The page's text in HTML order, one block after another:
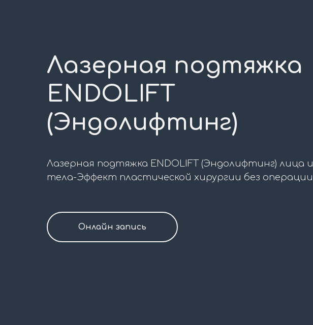
Лазерная подтяжка
ENDOLIFT
(Эндолифтинг)
Лазерная подтяжка ENDOLIFT (Эндолифтинг) лица и
тела-Эффект пластической хирургии без операции
Онлайн запись